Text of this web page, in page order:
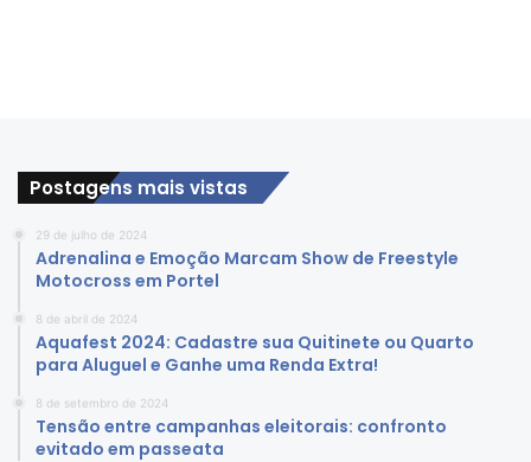
Postagens mais vistas
29 de julho de 2024
Adrenalina e Emoção Marcam Show de Freestyle
Motocross em Portel
8 de abril de 2024
Aquafest 2024: Cadastre sua Quitinete ou Quarto
para Aluguel e Ganhe uma Renda Extra!
8 de setembro de 2024
Tensão entre campanhas eleitorais: confronto
evitado em passeata